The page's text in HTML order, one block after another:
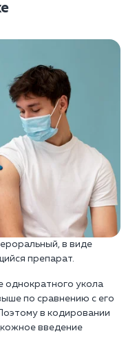
в виде
препарат.
однократного укола
по сравнению с его
в кодировании
введение